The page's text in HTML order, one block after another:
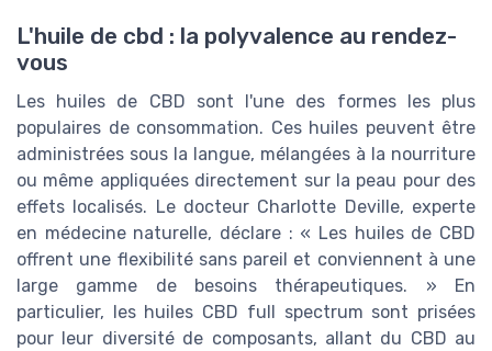
L'huile de cbd : la polyvalence au rendez-
vous
Les huiles de CBD sont l'une des formes les plus
populaires de consommation. Ces huiles peuvent être
administrées sous la langue, mélangées à la nourriture
ou même appliquées directement sur la peau pour des
effets localisés. Le docteur Charlotte Deville, experte
en médecine naturelle, déclare : « Les huiles de CBD
offrent une flexibilité sans pareil et conviennent à une
large gamme de besoins thérapeutiques. » En
particulier, les huiles CBD full spectrum sont prisées
pour leur diversité de composants, allant du CBD au